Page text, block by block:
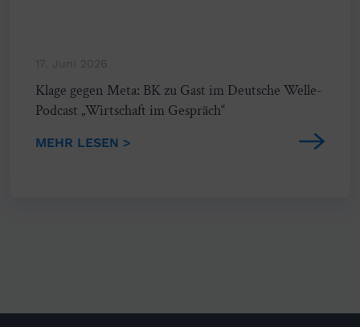
17. Juni 2026
Klage gegen Meta: BK zu Gast im Deutsche Welle-
Podcast „Wirtschaft im Gespräch“
MEHR LESEN >